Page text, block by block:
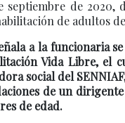
septiembre de
de adultos
a la funcionaria
Vida Libre, el
social del
de un
de edad.